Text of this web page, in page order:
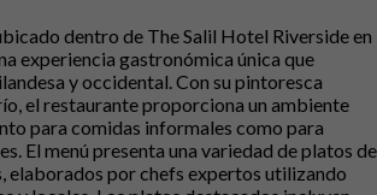
dentro de The Salil Hotel Riverside en
experiencia gastronómica única que
y occidental. Con su pintoresca
el restaurante proporciona un ambiente
para comidas informales como para
El menú presenta una variedad de platos de
elaborados por chefs expertos utilizando